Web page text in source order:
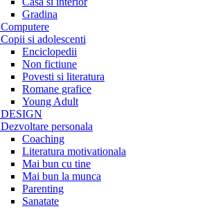
Gradina
Computere
Copii si adolescenti
Enciclopedii
Non fictiune
Povesti si literatura
Romane grafice
Young Adult
DESIGN
Dezvoltare personala
Coaching
Literatura motivationala
Mai bun cu tine
Mai bun la munca
Parenting
Sanatate